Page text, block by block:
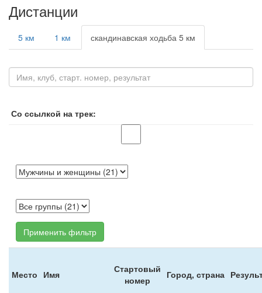
Дистанции
5 км 1 км скандинавская ходьба 5 км
Со ссылкой на трек:
Применить фильтр
Место Имя
Стартовый
номер
Город, страна